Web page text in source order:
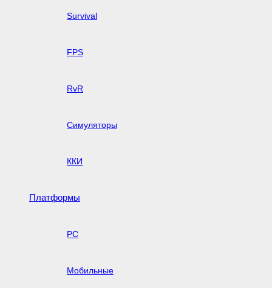
Survival
FPS
RvR
Симуляторы
ККИ
Платформы
PC
Мобильные